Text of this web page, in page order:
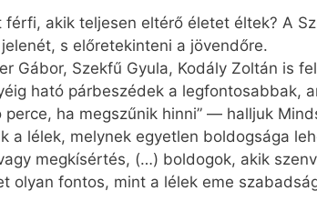
akik tel­je­sen el­té­rő éle­tet él­tek? A
s elő­re­te­kin­te­ni a jö­ven­dő­re.
Gá­bor, Szekfű Gyu­la, Ko­dály Zol­tán is
ha­tó pár­be­szé­dek a leg­fon­to­sab­bak,
ha meg­szű­nik hin­ni” — hall­juk
a lé­lek, mely­nek egyet­len bol­dog­sá­ga
meg­kí­sér­tés, (…) bol­do­gok, akik
olyan fon­tos, mint a lé­lek eme